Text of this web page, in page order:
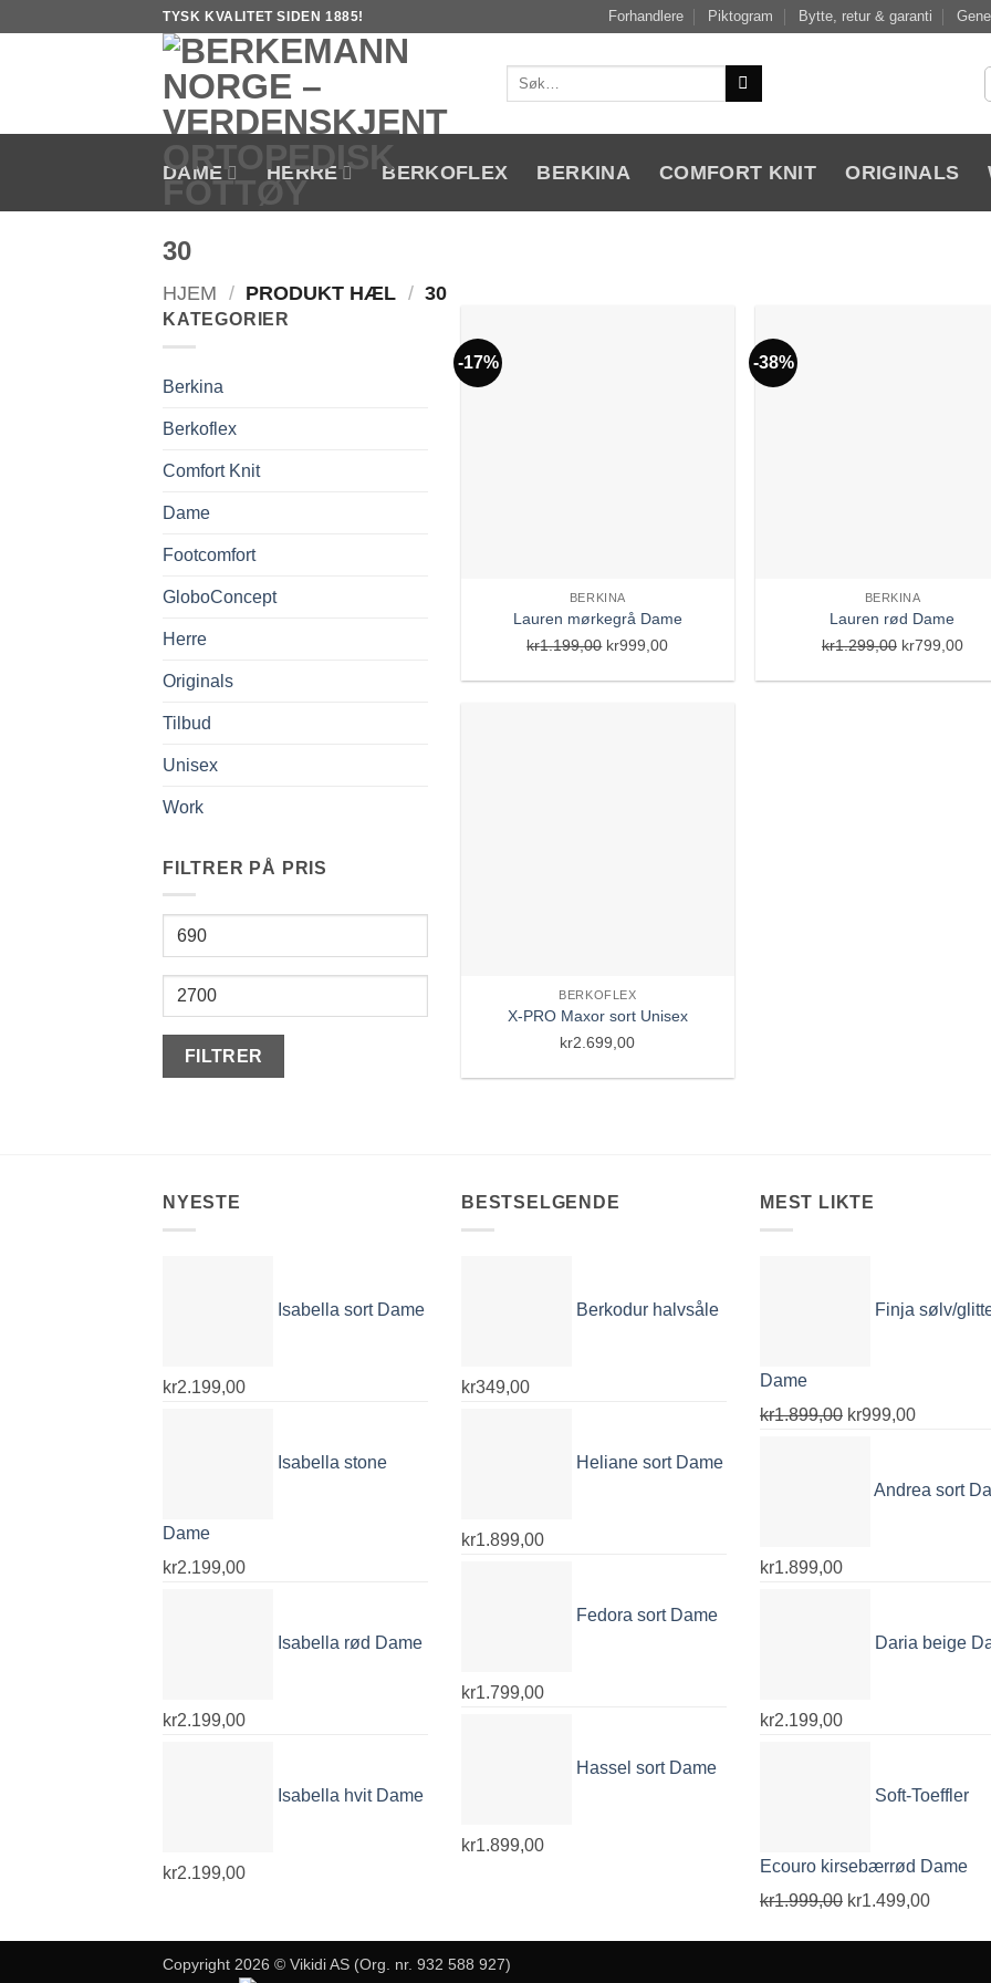
TYSK KVALITET SIDEN 1885! Forhandlere Piktogram Bytte, retur & garanti
Søk
DAME HERRE BERKOFLEX BERKINA COMFORT KNIT ORIGINALS
30
HJEM / PRODUKT HÆL / 30
KATEGORIER
Berkina
Berkoflex
Comfort Knit
Dame
Footcomfort
GloboConcept
Herre
Originals
Tilbud
Unisex
Work
FILTRER PÅ PRIS
Min.
Makspris
FILTRER
-17%
BERKINA
Lauren mørkegrå Dame
kr1.199,00 Opprinnelig
kr999,00Nåværende
-38%
BERKINA
Lauren rød Dame
kr1.299,00 Opprinnelig
kr799,00
BERKOFLEX
X-PRO Maxor sort Unisex
kr2.699,00
NYESTE
Isabella sort Dame
kr2.199,00
Isabella stone
Dame
kr2.199,00
Isabella rød Dame
kr2.199,00
Isabella hvit Dame
kr2.199,00
BESTSELGENDE
Berkodur halvsåle
kr349,00
Heliane sort Dame
kr1.899,00
Fedora sort Dame
kr1.799,00
Hassel sort Dame
kr1.899,00
MEST LIKTE
Finja sølv/
Dame
kr1.899,00 Opprinnelig
kr1.899,00.
kr999,00
kr999,00.
Andrea sort
kr1.899,00
Daria beige
kr2.199,00
Soft-Toeffler
Ecouro kirsebærrød Dame
kr1.999,00 Opprinnelig
kr1.499,00
Copyright 2026 © Vikidi AS (Org. nr. 932 588 927)